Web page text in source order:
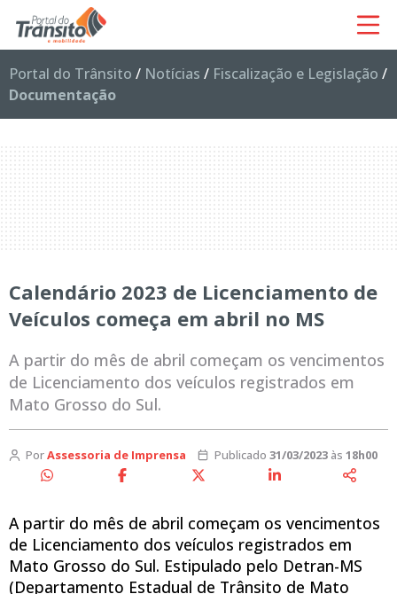
Portal do Trânsito / Notícias / Fiscalização e Legislação /
Documentação
Calendário 2023 de Licenciamento de
Veículos começa em abril no MS
A partir do mês de abril começam os vencimentos
de Licenciamento dos veículos registrados em
Mato Grosso do Sul.
PorAssessoria de Imprensa Publicado 31/03/2023às 18h00
A partir do mês de abril começam os vencimentos
de Licenciamento dos veículos registrados em
Mato Grosso do Sul. Estipulado pelo Detran-MS
(Departamento Estadual de Trânsito de Mato